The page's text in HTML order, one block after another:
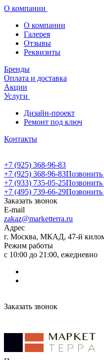
О компании
О компании
Галерея
Отзывы
Реквизиты
Бренды
Оплата и доставка
Акции
Услуги
Дизайн-проект
Ремонт под ключ
Контакты
+7 (925) 368-96-83
+7 (925) 368-96-83
+7 (933) 735-05-25
+7 (495) 739-66-29
Заказать звонок
E-mail
zakaz@marketterra.ru
Адрес
г. Москва, МКАД, 47-й
Режим работы
с 10:00 до 21:00, ежедневно
Заказать звонок